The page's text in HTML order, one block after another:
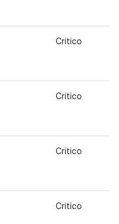
Critico
Critico
Critico
Critico